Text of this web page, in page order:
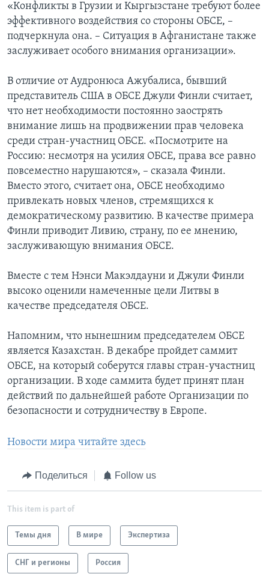
«Конфликты в Грузии и Кыргызстане требуют более
эффективного воздействия со стороны ОБСЕ, –
подчеркнула она. – Ситуация в Афганистане также
заслуживает особого внимания организации».
В отличие от Аудронюса Ажубалиса, бывший
представитель США в ОБСЕ Джули Финли считает,
что нет необходимости постоянно заострять
внимание лишь на продвижении прав человека
среди стран-участниц ОБСЕ. «Посмотрите на
Россию: несмотря на усилия ОБСЕ, права все равно
повсеместно нарушаются», – сказала Финли.
Вместо этого, считает она, ОБСЕ необходимо
привлекать новых членов, стремящихся к
демократическому развитию. В качестве примера
Финли приводит Ливию, страну, по ее мнению,
заслуживающую внимания ОБСЕ.
Вместе с тем Нэнси Макэлдауни и Джули Финли
высоко оценили намеченные цели Литвы в
качестве председателя ОБСЕ.
Напомним, что нынешним председателем ОБСЕ
является Казахстан. В декабре пройдет саммит
ОБСЕ, на который соберутся главы стран-участниц
организации. В ходе саммита будет принят план
действий по дальнейшей работе Организации по
безопасности и сотрудничеству в Европе.
Новости мира читайте здесь
Поделиться Follow us
This item is part of
Темы дня В мире Экспертиза
СНГ и регионы Россия